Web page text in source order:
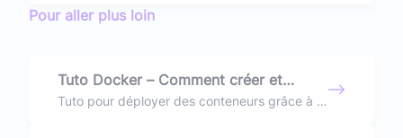
Pour aller plus loin
Tuto Docker – Comment créer et
déployer des conteneurs ?
Tuto pour déployer des conteneurs grâce à la